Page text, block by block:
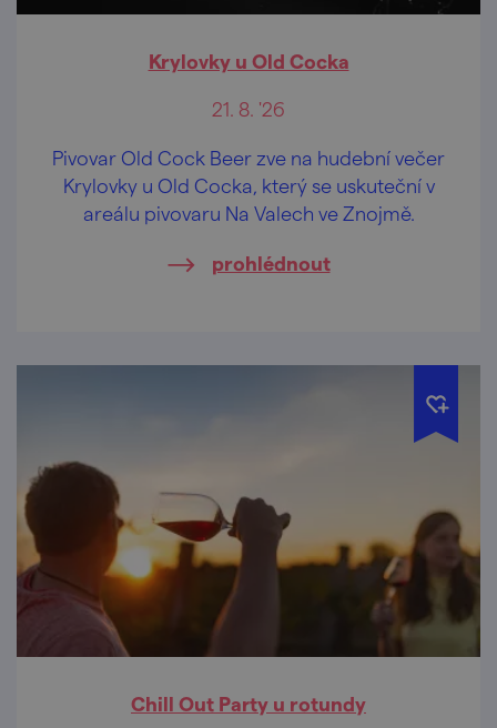
Krylovky u Old Cocka
21. 8. '26
Pivovar Old Cock Beer zve na hudební večer
Krylovky u Old Cocka, který se uskuteční v
areálu pivovaru Na Valech ve Znojmě.
prohlédnout
Chill Out Party u rotundy